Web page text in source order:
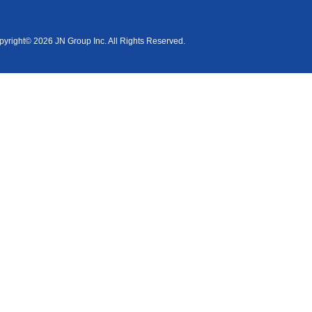
2026 JN Group Inc. All Rights Reserved.